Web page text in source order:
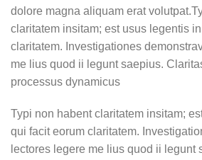
dolore magna aliquam erat
claritatem insitam; est usus legentis
claritatem. Investigationes
me lius quod ii legunt saepius.
processus dynamicus
Typi non habent claritatem insitam;
qui facit eorum claritatem.
lectores legere me lius quod ii legunt